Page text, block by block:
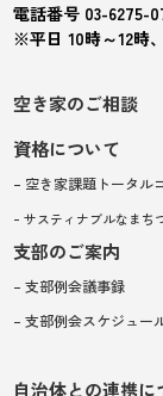
電話番号 03-6275-
※平日 10時～12時
空き家のご相談
資格について
– 空き家課題トータル
– サスティナブルなまち
支部のご案内
– 支部例会議事録
– 支部例会スケジュー
自治体との連携に